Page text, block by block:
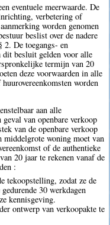
eventuele meerwaarde. De
verbetering of
worden genomen
beslist over de nadere
2. De toegangs- en
dit besluit gelden voor alle
termijn van 20
deze voorwaarden in alle
worden
aan alle
van openbare verkoop
van de openbare verkoop
middelgrote woning moet van
of de authentieke
20 jaar te rekenen vanaf de
:
tekoopstelling, zodat ze de
30 werkdagen
kennisgeving.
ontwerp van verkoopakte te